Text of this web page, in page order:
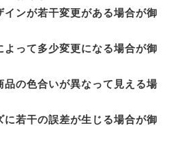
インが若干変更がある場合が御
よって多少変更になる場合が御
品の色合いが異なって見える場
に若干の誤差が生じる場合が御